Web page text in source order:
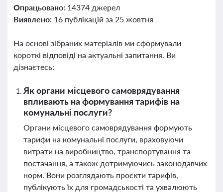
Опрацьовано: 14374 джерел
Виявлено: 16 публікацій за 25 жовтня
На основі зібраних матеріалів ми сформували
короткі відповіді на актуальні запитання. Ви
дізнаєтесь:
Як органи місцевого самоврядування
впливають на формування тарифів на
комунальні послуги?
Органи місцевого самоврядування формують
тарифи на комунальні послуги, враховуючи
витрати на виробництво, транспортування та
постачання, а також дотримуючись законодавчих
норм. Вони розглядають проєкти тарифів,
публікують їх для громадськості та ухвалюють